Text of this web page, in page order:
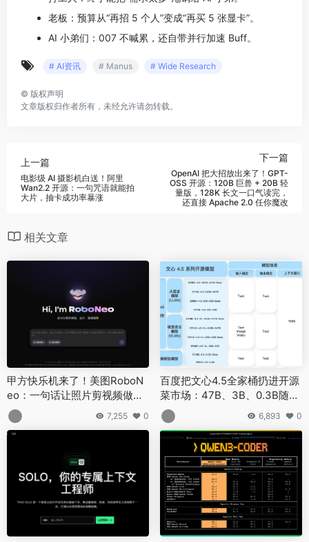
老板：预算从“再招 5 个人”变成“再买 5 张显卡”。
AI 小弟们：007 不喊累，还自带并行加速 Buff。
# AI资讯 # Manus # Wide Research
© 版权声明
文章版权归作者所有，未经允许请勿转载。
上一篇
电影级 AI 摄影机白送！阿里
Wan2.2 开源：一句咒语就能拍
大片，抽卡成功率暴涨
下一篇
OpenAI 把大招放出来了！GPT-
OSS 开源：120B 巨兽 + 20B 轻
量版，128K 长文一口气读完，
还直接 Apache 2.0 任你魔改
相关文章
甲方快乐机来了！美图RoboN
eo：一句话让照片剪视频做海
报，嘴遁修图不是梦
7,255 0
百度把文心4.5全家桶扔进开源
菜市场：47B、3B、0.3B随你
挑，还带切菜教程
6,893 0